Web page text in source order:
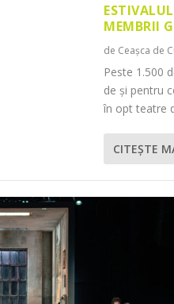
MEMBRII
de Ceașca de
Peste 1.500
de și pentru
în opt teatre
CITEŞTE